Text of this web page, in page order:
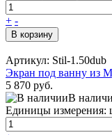
+ -
В корзину
Артикул: Stil-1.50dub
Экран под ванну из
5 870 руб.
В
Единицы измерения: